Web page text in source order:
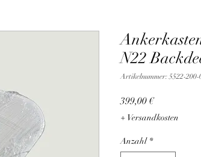
N22
Artikelnummer: 5522-200-
399,00 €Preis
+ Versandkosten
Anzahl *